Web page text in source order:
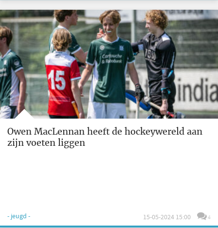
Owen MacLennan heeft de hockeywereld aan
zijn voeten liggen
- jeugd - 15-05-2024 15:00 4